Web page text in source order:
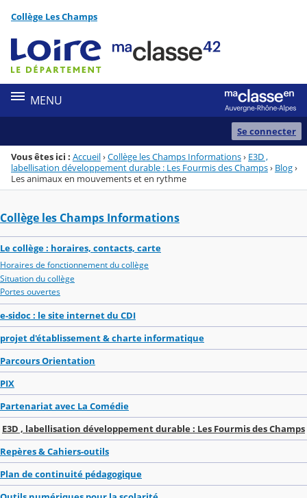
Menu de la rubrique
Contenu
Collège Les Champs
MENU
Se connecter
Vous êtes ici : Accueil›Collège les Champs Informations› E3D ,
labellisation développement durable : Les Fourmis des Champs› Blog›
Les animaux en mouvements et en rythme
Collège les Champs Informations
Le collège : horaires, contacts, carte
Horaires de fonctionnement du collège
Situation du collège
Portes ouvertes
e-sidoc : le site internet du CDI
projet d'établissement & charte informatique
Parcours Orientation
PIX
Partenariat avec La Comédie
E3D , labellisation développement durable : Les Fourmis des Champs
Repères & Cahiers-outils
Plan de continuité pédagogique